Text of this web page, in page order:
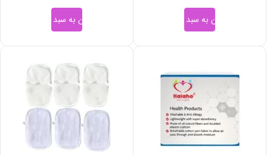
افزودن به سبد خرید افزودن به سبد خرید